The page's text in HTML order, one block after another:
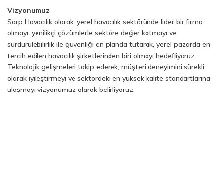
Vizyonumuz
Sarp Havacılık olarak, yerel havacılık sektöründe lider bir firma
olmayı, yenilikçi çözümlerle sektöre değer katmayı ve
sürdürülebilirlik ile güvenliği ön planda tutarak, yerel pazarda en
tercih edilen havacılık şirketlerinden biri olmayı hedefliyoruz.
Teknolojik gelişmeleri takip ederek, müşteri deneyimini sürekli
olarak iyileştirmeyi ve sektördeki en yüksek kalite standartlarına
ulaşmayı vizyonumuz olarak belirliyoruz.